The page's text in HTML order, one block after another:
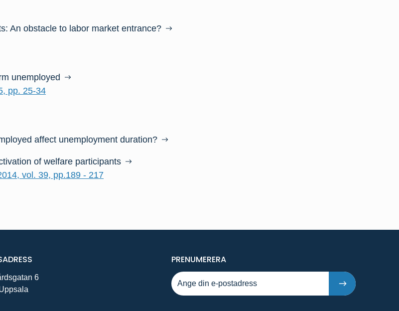
An obstacle to labor market entrance?
unemployed
pp. 25-34
affect unemployment duration?
of welfare participants
vol. 39, pp.189 - 217
6
PRENUMERERA